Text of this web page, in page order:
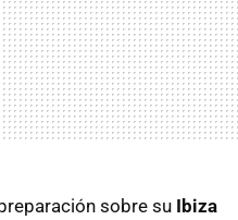
sobre su Ibiza